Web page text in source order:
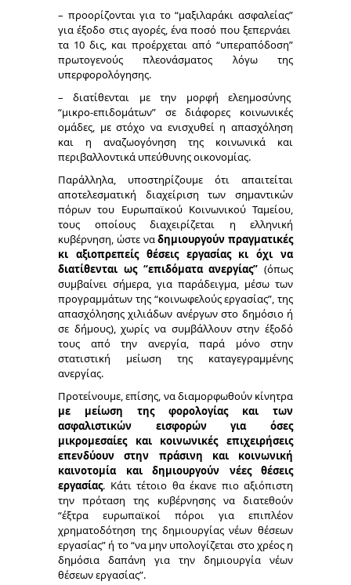
– προορίζονται για το “μαξιλαράκι ασφαλείας”
για έξοδο στις αγορές, ένα ποσό που ξεπερνάει
τα 10 δις, και προέρχεται από “υπεραπόδοση”
πρωτογενούς πλεονάσματος λόγω της
υπερφορολόγησης.
– διατίθενται με την μορφή ελεημοσύνης
“μικρο-επιδομάτων” σε διάφορες κοινωνικές
ομάδες, με στόχο να ενισχυθεί η απασχόληση
και η αναζωογόνηση της κοινωνικά και
περιβαλλοντικά υπεύθυνης οικονομίας.
Παράλληλα, υποστηρίζουμε ότι απαιτείται
αποτελεσματική διαχείριση των σημαντικών
πόρων του Ευρωπαϊκού Κοινωνικού Ταμείου,
τους οποίους διαχειρίζεται η ελληνική
κυβέρνηση, ώστε ναδημιουργούν πραγματικές
κι αξιοπρεπείς θέσεις εργασίας κι όχι να
διατίθενται ως “επιδόματα ανεργίας” (όπως
συμβαίνει σήμερα, για παράδειγμα, μέσω των
προγραμμάτων της “κοινωφελούς εργασίας”, της
απασχόλησης χιλιάδων ανέργων στο δημόσιο ή
σε δήμους), χωρίς να συμβάλλουν στην έξοδό
τους από την ανεργία, παρά μόνο στην
στατιστική μείωση της καταγεγραμμένης
ανεργίας.
Προτείνουμε, επίσης, να διαμορφωθούν κίνητρα
με μείωση της φορολογίας και των
ασφαλιστικών εισφορών για όσες
μικρομεσαίες και κοινωνικές επιχειρήσεις
επενδύουν στην πράσινη και κοινωνική
καινοτομία και δημιουργούν νέες θέσεις
εργασίας. Κάτι τέτοιο θα έκανε πιο αξιόπιστη
την πρόταση της κυβέρνησης να διατεθούν
“έξτρα ευρωπαϊκοί πόροι για επιπλέον
χρηματοδότηση της δημιουργίας νέων θέσεων
εργασίας” ή το “να μην υπολογίζεται στο χρέος η
δημόσια δαπάνη για την δημιουργία νέων
θέσεων εργασίας”.